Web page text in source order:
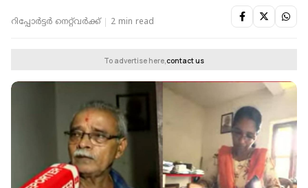
റിപ്പോർട്ടർ നെറ്റ്‌വര്‍ക്ക്‌ 2 min read
To advertise here,contact us